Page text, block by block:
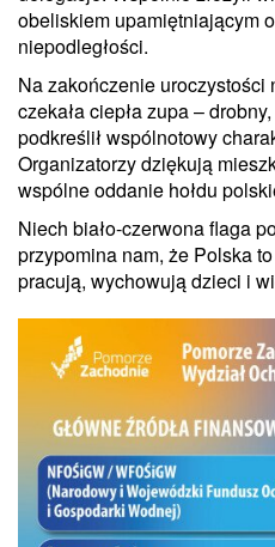
obeliskiem upamiętniającym
niepodległości.
Na zakończenie
czekała ciepła zupa –
podkreślił wspólnotowy
Organizatorzy dziękują
wspólne oddanie hołdu
Niech biało-czerwona flaga
przypomina nam, że Polska
pracują, wychowują dzieci i